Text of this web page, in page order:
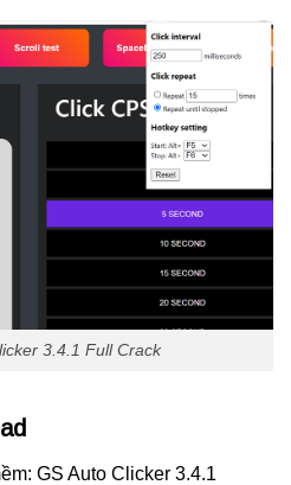
3.4.1 Full Crack
GS Auto Clicker 3.4.1